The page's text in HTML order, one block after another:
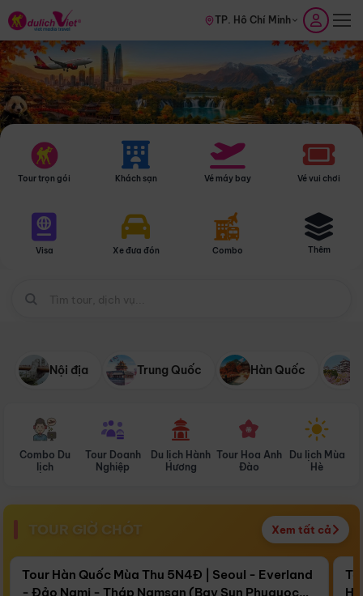
TP. Hồ Chí Minh
Tour trọn gói Khách sạn Vé máy bay Vé vui chơi
Visa Xe đưa đón Combo Thêm
Nội địa Trung Quốc Hàn Quốc
Combo Du
lịch
Tour Doanh
Nghiệp
Du lịch Hành
Hương
Tour Hoa Anh
Đào
Du lịch Mùa
Hè
TOUR GIỜ CHÓT Xem tất cả
Còn17 ngày 10:03:45
Điểm nổi bật
Tour Hàn Quốc Mùa Thu 5N4Đ | Seoul - Everland
- Đảo Nami - Tháp Namsan (Bay Sun Phuquoc